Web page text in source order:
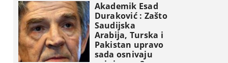
Akademik Esad
Duraković : Zašto
Saudijska
Arabija, Turska i
Pakistan upravo
sada osnivaju